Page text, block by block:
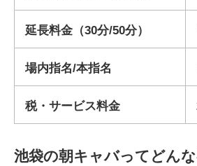
延長料金（30分/50分）
場内指名/本指名
税・サービス料金
池袋の朝キャバってどん